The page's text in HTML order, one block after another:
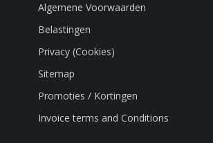
Algemene Voorwaarden
Belastingen
Privacy (Cookies)
Sitemap
Promoties / Kortingen
Invoice terms and Conditions